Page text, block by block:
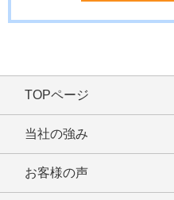
TOPページ
当社の強み
お客様の声